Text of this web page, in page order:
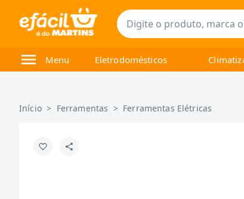
Menu Eletrodomésticos
Início > Ferramentas > Ferramentas Elétricas